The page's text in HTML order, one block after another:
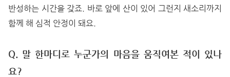
반성하는 시간을 갖죠. 바로 앞에 산이 있어 그런지 새소리까지
함께 해 심적 안정이 돼요.
Q. 말 한마디로 누군가의 마음을 움직여본 적이 있나
요?